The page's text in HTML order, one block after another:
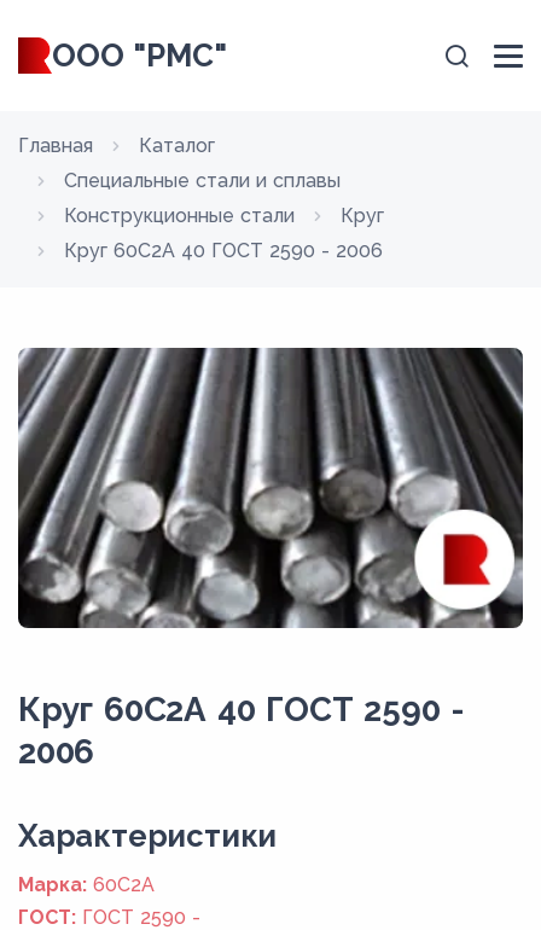
ООО "РМС"
Главная
Каталог
Специальные стали и сплавы
Конструкционные стали
Круг
Круг 60С2А 40 ГОСТ 2590 - 2006
Круг 60С2А 40 ГОСТ 2590 -
2006
Xарактеристики
Марка: 60С2А
ГОСТ: ГОСТ 2590 -